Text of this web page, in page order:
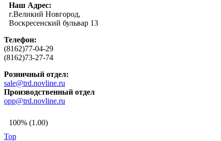
Наш Адрес:
г.Великий Новгород,
Воскресенский бульвар 13
Телефон:
(8162)77-04-29
(8162)73-27-74
Розничный отдел:
sale@trd.novline.ru
Производственный отдел
opp@trd.novline.ru
100% (1.00)
Top